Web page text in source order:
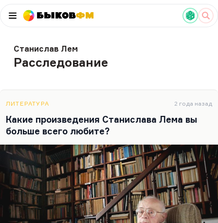
БыковФМ
Станислав Лем
Расследование
ЛИТЕРАТУРА 2 года назад
Какие произведения Станислава Лема вы
больше всего любите?